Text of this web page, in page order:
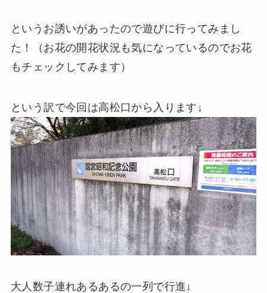
というお誘いがあったので遊びに行ってみまし
た！（お花の開花状況も気になっているのでお花
もチェックしてみます）
という訳で今回は高松口から入ります↓
大人数子連れあるあるの一列で行進↓